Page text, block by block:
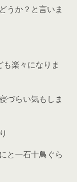
うか？と言いま
楽々になりま
づらい気もしま
と一石十鳥ぐら